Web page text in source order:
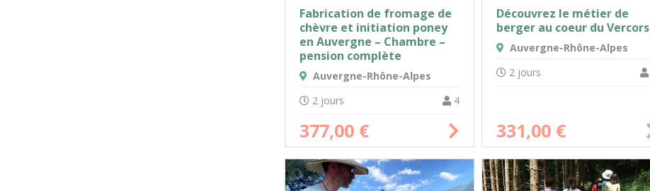
Fabrication de fromage de
chèvre et initiation poney
en Auvergne – Chambre –
pension complète
Auvergne-Rhône-Alpes
2 jours
4
377,00 €
Découvrez le métier de
berger au coeur du Vercors
Auvergne-Rhône-Alpes
2 jours
331,00 €